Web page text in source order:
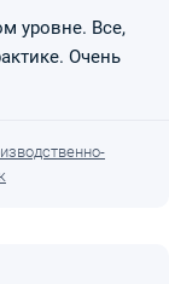
уровне. Все,
Очень